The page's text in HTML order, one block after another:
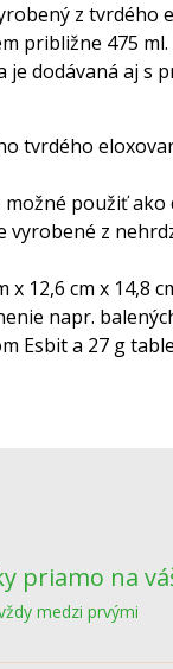
z tvrdého
približne 475
dodávaná aj s
tvrdého
použiť ako
vyrobené z
x 12,6 cm x 14,8
napr.
Esbit a 27 g
priamo na
medzi prvými